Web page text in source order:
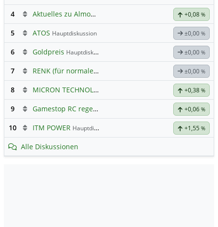
4 Aktuelles zu Almonty Industries +0,08 %
5 ATOS Hauptdiskussion ±0,00 %
6 Goldpreis Hauptdiskussion ±0,00 %
7 RENK (für normale, sachliche Kommunikation!) ±0,00 %
8 MICRON TECHNOLOGY +0,38 %
9 Gamestop RC regelt ✌️ +0,06 %
10 ITM POWER Hauptdiskussion +1,55 %
Alle Diskussionen